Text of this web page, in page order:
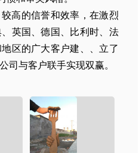
高的信誉和效率，在激烈
英国、德国、比利时、法
区的广大客户建、、立了
司与客户联手实现双赢。